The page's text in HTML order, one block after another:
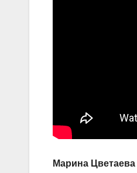
Марина Цветаева